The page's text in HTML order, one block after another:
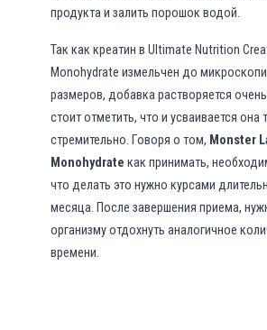
продукта и залить порошок водой.
Так как креатин в Ultimate Nutrition
Monohydrate измельчен до
размеров, добавка растворяется
стоит отметить, что и усваивается она
стремительно. Говоря о том, Monster
Monohydrate как принимать,
что делать это нужно курсами
месяца. После завершения приема,
организму отдохнуть аналогичное
времени.